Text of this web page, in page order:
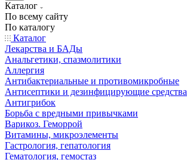
Каталог
По всему сайту
По каталогу
Каталог
Лекарства и БАДы
Анальгетики, спазмолитики
Аллергия
Антибактериальные и противомикробные
Антисептики и дезинфицирующие средства
Антигрибок
Борьба с вредными привычками
Варикоз. Геморрой
Витамины, микроэлементы
Гастрология, гепатология
Гематология, гемостаз